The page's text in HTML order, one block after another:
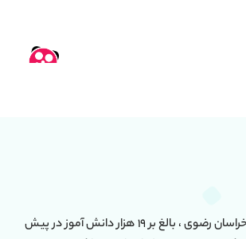
این مجموعه دارای بیش از ۶۰ واحد آموزشی در استان خراسان رضوی ، بالغ بر ۱۹ هزار دانش آموز در پیش